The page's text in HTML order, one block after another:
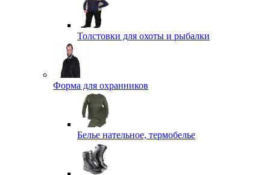
Толстовки для охоты и рыбалки
Форма для охранников
Белье нательное, термобелье